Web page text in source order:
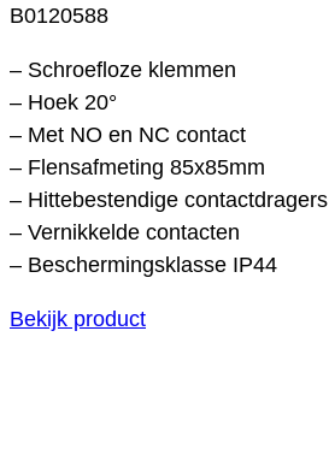
B0120588
– Schroefloze klemmen
– Hoek 20°
– Met NO en NC contact
– Flensafmeting 85x85mm
– Hittebestendige contactdragers
– Vernikkelde contacten
– Beschermingsklasse IP44
Bekijk product